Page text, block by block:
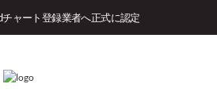
チャート登録業者へ正式に認定